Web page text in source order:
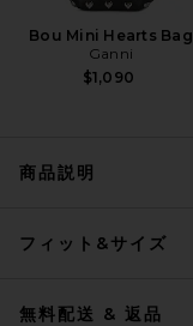
Melange
Bou Mini Hearts Bag
Ganni
$1,090
商品説明
フィット&サイズ
無料配送 & 返品